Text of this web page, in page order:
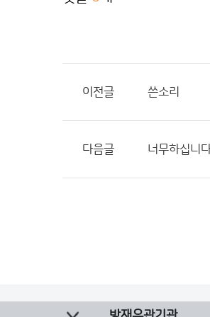
이전글 쓴소리
다음글 너무하십니